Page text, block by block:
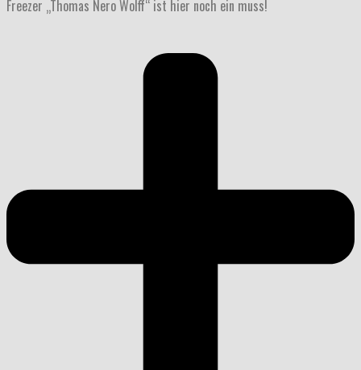
Freezer „Thomas Nero Wolff“ ist hier noch ein muss!